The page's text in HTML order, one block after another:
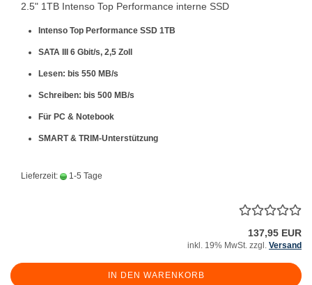
2.5" 1TB Intenso Top Performance interne SSD
Intenso Top Performance SSD 1TB
SATA III 6 Gbit/s, 2,5 Zoll
Lesen: bis 550 MB/s
Schreiben: bis 500 MB/s
Für PC & Notebook
SMART & TRIM-Unterstützung
Lieferzeit: 1-5 Tage
137,95 EUR
inkl. 19% MwSt. zzgl. Versand
IN DEN WARENKORB